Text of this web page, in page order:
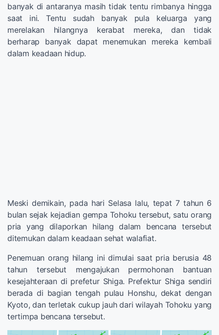
banyak di antaranya masih tidak tentu rimbanya hingga
saat ini. Tentu sudah banyak pula keluarga yang
merelakan hilangnya kerabat mereka, dan tidak
berharap banyak dapat menemukan mereka kembali
dalam keadaan hidup.
Meski demikain, pada hari Selasa lalu, tepat 7 tahun 6
bulan sejak kejadian gempa Tohoku tersebut, satu orang
pria yang dilaporkan hilang dalam bencana tersebut
ditemukan dalam keadaan sehat walafiat.
Penemuan orang hilang ini dimulai saat pria berusia 48
tahun tersebut mengajukan permohonan bantuan
kesejahteraan di prefetur Shiga. Prefektur Shiga sendiri
berada di bagian tengah pulau Honshu, dekat dengan
Kyoto, dan terletak cukup jauh dari wilayah Tohoku yang
tertimpa bencana tersebut.